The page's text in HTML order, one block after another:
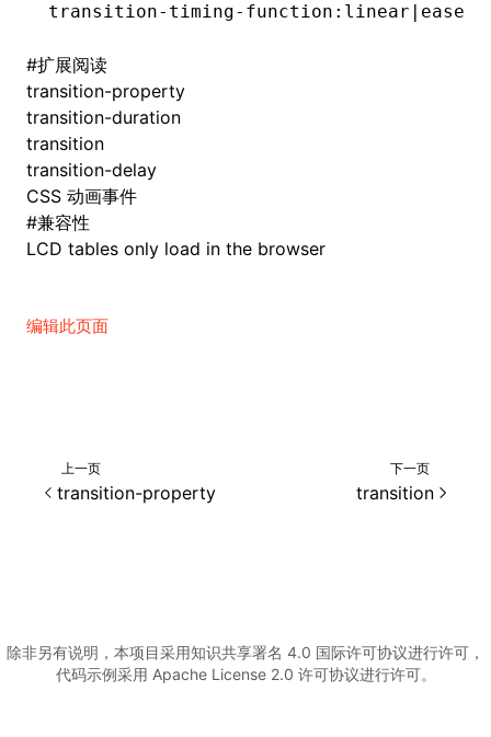
transition-timing-
#扩展阅读
transition-property
transition-duration
transition
transition-delay
CSS 动画事件
#兼容性
LCD tables only load in the browser
编辑此页面
上一页
transition-property
下一页
transition
除非另有说明，本项目采用知识共享署名 4.0 国际许可协议进行许可，
代码示例采用 Apache License 2.0 许可协议进行许可。